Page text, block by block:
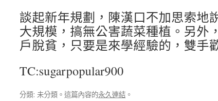
談起新年規劃，陳漢口不加思索地
大規模，搞無公害蔬菜種植。另外
戶脫貧，只要是來學經驗的，雙手
TC:sugarpopular900
分類: 未分類。這篇內容的永久連結 。